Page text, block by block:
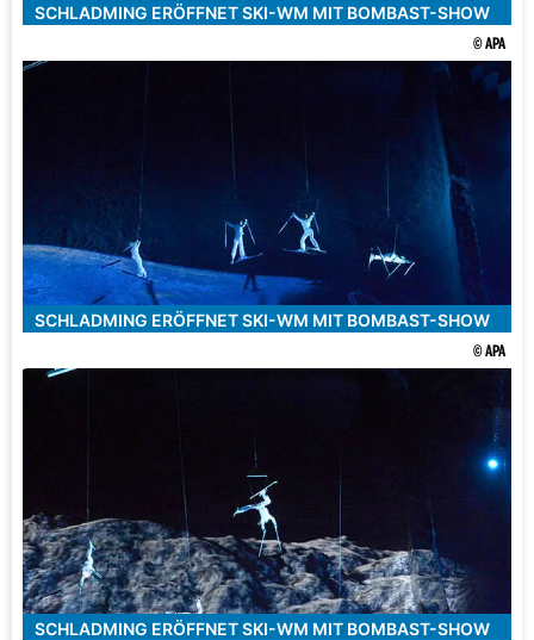
SCHLADMING ERÖFFNET SKI-WM MIT BOMBAST-SHOW
© APA
SCHLADMING ERÖFFNET SKI-WM MIT BOMBAST-SHOW
© APA
SCHLADMING ERÖFFNET SKI-WM MIT BOMBAST-SHOW